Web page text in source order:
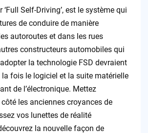
‘Full Self-Driving’, est le système qui
de conduire de manière
autoroutes et dans les rues
constructeurs automobiles qui
la technologie FSD devraient
la fois le logiciel et la suite matérielle
de l’électronique. Mettez
les anciennes croyances de
vos lunettes de réalité
la nouvelle façon de